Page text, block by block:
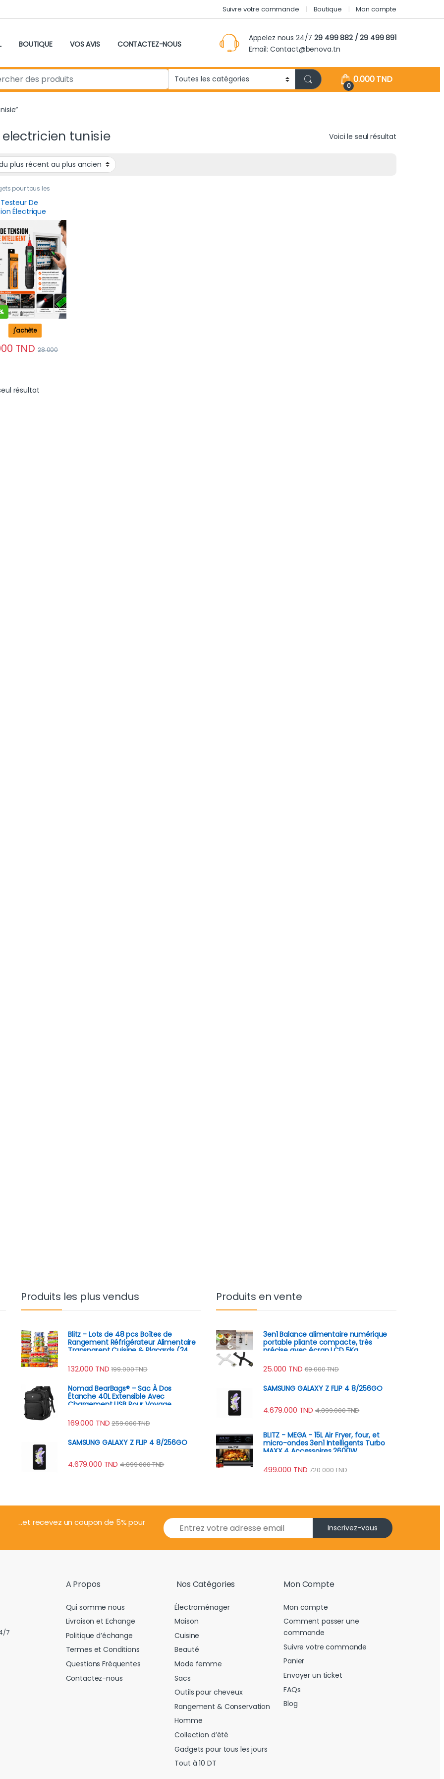
Suivre votre commande Boutique Mon compte
BOUTIQUE VOS AVIS CONTACTEZ-NOUS
Appelez nous 24/729 499 882 / 29 499 891
Email: Contact@benova.tn
0
0.000TND
tunisie Voici le seul résultat
pour tous les
Nouveau produit
Testeur De
Électrique
Multifonction
LCD
TND 28.000
j'achète
résultat
Produits les plus vendus
Blitz - Lots de 48 pcs Boîtes de
Rangement Réfrigérateur Alimentaire
Transparent Cuisine & Placards (24
132.000 TND 199.000TND
Nomad BearBags® – Sac À Dos
Étanche 40L Extensible Avec
Chargement USB Pour Voyage
169.000 TND 259.000TND
SAMSUNG GALAXY Z FLIP 4 8/256GO
4.679.000 TND 4.899.000TND
Produits en vente
3en1 Balance alimentaire numérique
portable pliante compacte, très
précise avec écran LCD 5Kg
25.000 TND 69.000TND
SAMSUNG GALAXY Z FLIP 4 8/256GO
4.679.000 TND 4.899.000TND
BLITZ - MEGA - 15L Air Fryer, four, et
micro-ondes 3en1 Intelligents Turbo
MAXX 4 Accessoires 2600W
499.000 TND 720.000TND
...et recevez un coupon de 5% pour
E
m
i
Inscrivez-vous
7
A Propos
Qui somme nous
Livraison et Echange
Politique d’échange
Termes et Conditions
Questions Fréquentes
Contactez-nous
Nos Catégories
Électroménager
Maison
Cuisine
Beauté
Mode femme
Sacs
Outils pour cheveux
Rangement & Conservation
Homme
Collection d’été
Gadgets pour tous les jours
Tout à 10 DT
Mon Compte
Mon compte
Comment passer une
commande
Suivre votre commande
Panier
Envoyer un ticket
FAQs
Blog